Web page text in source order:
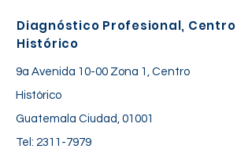
Diagnóstico Profesional, Centro
Histórico
9a Avenida 10-00 Zona 1, Centro
Histórico
Guatemala Ciudad, 01001
Tel: 2311-7979